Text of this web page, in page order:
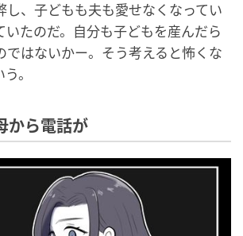
し、子どもも夫も愛せなくなってい
いたのだ。自分も子どもを産んだら
ではないかー。そう考えると怖くな
。
から電話が